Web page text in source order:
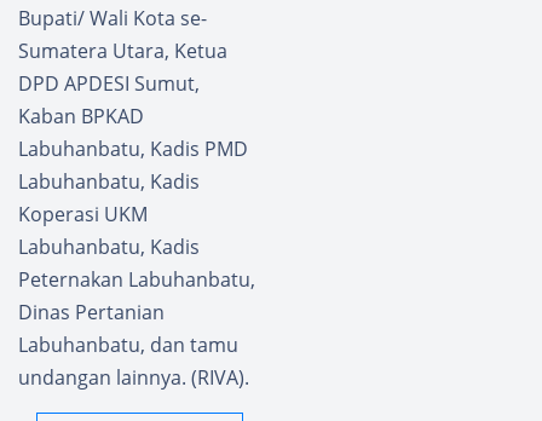
Bupati/ Wali Kota se-
Sumatera Utara, Ketua
DPD APDESI Sumut,
Kaban BPKAD
Labuhanbatu, Kadis PMD
Labuhanbatu, Kadis
Koperasi UKM
Labuhanbatu, Kadis
Peternakan Labuhanbatu,
Dinas Pertanian
Labuhanbatu, dan tamu
undangan lainnya. (RIVA).